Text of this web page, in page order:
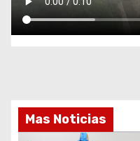
Mas Noticias